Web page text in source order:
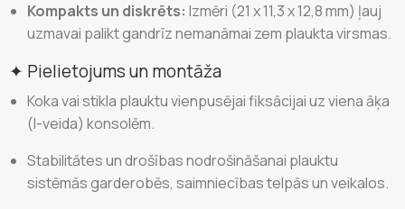
Kompakts un diskrēts: Izmēri (21 x 11,3 x 12,8 mm) ļauj
uzmavai palikt gandrīz nemanāmai zem plaukta virsmas.
✦ Pielietojums un montāža
Koka vai stikla plauktu vienpusējai fiksācijai uz viena āķa
(I-veida) konsolēm.
Stabilitātes un drošības nodrošināšanai plauktu
sistēmās garderobēs, saimniecības telpās un veikalos.